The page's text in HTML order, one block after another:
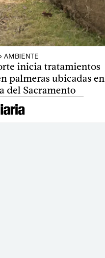
AMBIENTE
inicia tratamientos
palmeras ubicadas en
del Sacramento